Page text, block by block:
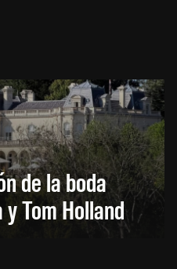
de la boda
Tom Holland